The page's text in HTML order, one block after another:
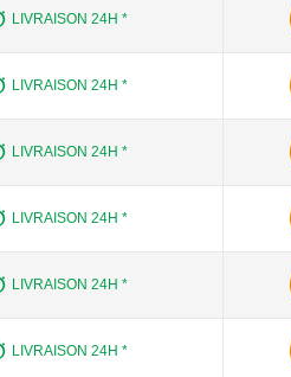
LIVRAISON 24H *
LIVRAISON 24H *
LIVRAISON 24H *
LIVRAISON 24H *
LIVRAISON 24H *
LIVRAISON 24H *